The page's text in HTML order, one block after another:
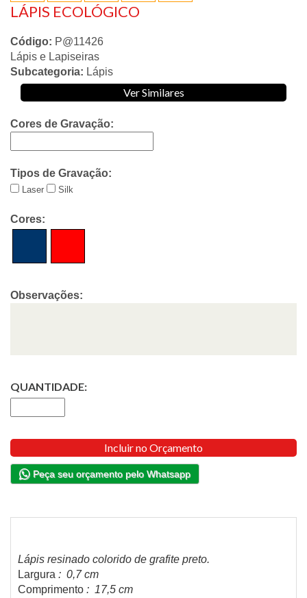
LÁPIS ECOLÓGICO
Código: P@11426
Lápis e Lapiseiras
Subcategoria: Lápis
Ver Similares
Cores de Gravação:
Tipos de Gravação:
Laser Silk
Cores:
Observações:
QUANTIDADE:
Incluir no Orçamento
Peça seu orçamento pelo Whatsapp
Lápis resinado colorido de grafite preto.
Largura : 0,7 cm
Comprimento : 17,5 cm